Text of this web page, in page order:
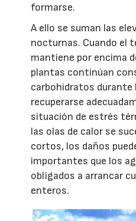
formarse.
A ello se suman las
nocturnas. Cuando el
mantiene por encima
plantas continúan
carbohidratos durante
recuperarse
situación de estrés
las olas de calor se
cortos, los daños
importantes que los
obligados a arrancar
enteros.